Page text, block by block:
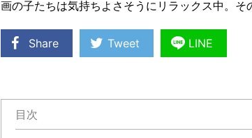
画の子たちは気持ちよさそうにリラックス中。そ
Share Tweet LINE
目次